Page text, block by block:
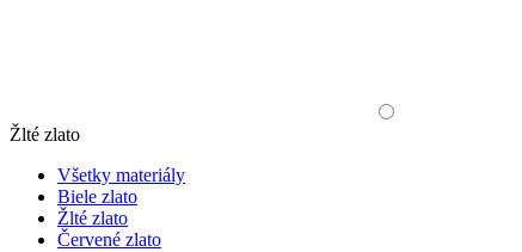
Žlté zlato
Všetky materiály
Biele zlato
Žlté zlato
Červené zlato